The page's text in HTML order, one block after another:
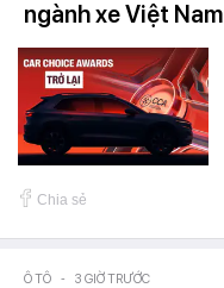
ngành xe Việt Nam
Chia sẻ
Ô TÔ - 3 GIỜ TRƯỚC